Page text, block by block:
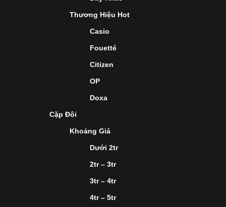
Thương Hiệu Hot
Casio
Fouetté
Citizen
OP
Doxa
Cặp Đôi
Khoảng Giá
Dưới 2tr
2tr – 3tr
3tr – 4tr
4tr – 5tr